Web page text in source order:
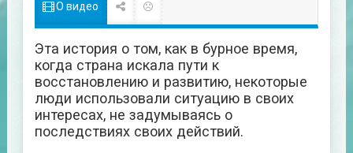
О видео
Эта история о том, как в бурное время,
когда страна искала пути к
восстановлению и развитию, некоторые
люди использовали ситуацию в своих
интересах, не задумываясь о
последствиях своих действий.